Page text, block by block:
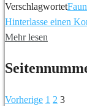
Verschlagwortet
Hinterlasse einen
Mehr lesen
Vorherige 1 2 3